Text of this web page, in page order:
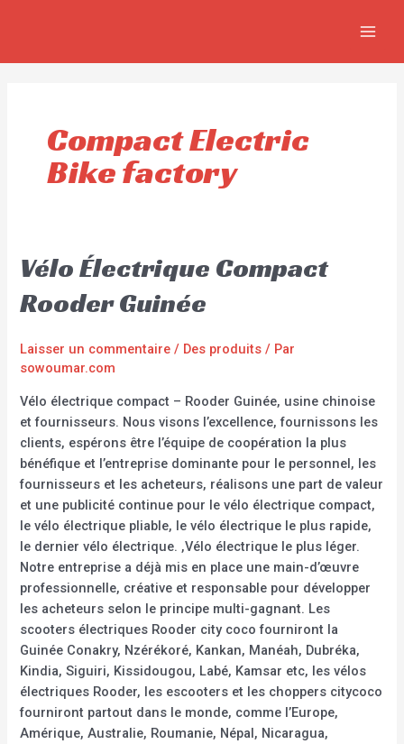
Compact Electric
Bike factory
Vélo Électrique Compact
Rooder Guinée
Laisser un commentaire / Des produits / Par
sowoumar.com
Vélo électrique compact – Rooder Guinée, usine chinoise
et fournisseurs. Nous visons l’excellence, fournissons les
clients, espérons être l’équipe de coopération la plus
bénéfique et l’entreprise dominante pour le personnel, les
fournisseurs et les acheteurs, réalisons une part de valeur
et une publicité continue pour le vélo électrique compact,
le vélo électrique pliable, le vélo électrique le plus rapide,
le dernier vélo électrique. ,Vélo électrique le plus léger.
Notre entreprise a déjà mis en place une main-d’œuvre
professionnelle, créative et responsable pour développer
les acheteurs selon le principe multi-gagnant. Les
scooters électriques Rooder city coco fourniront la
Guinée Conakry, Nzérékoré, Kankan, Manéah, Dubréka,
Kindia, Siguiri, Kissidougou, Labé, Kamsar etc, les vélos
électriques Rooder, les escooters et les choppers citycoco
fourniront partout dans le monde, comme l’Europe,
Amérique, Australie, Roumanie, Népal, Nicaragua,